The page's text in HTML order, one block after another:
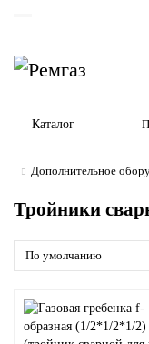
Каталог
Дополнительное
Тройники